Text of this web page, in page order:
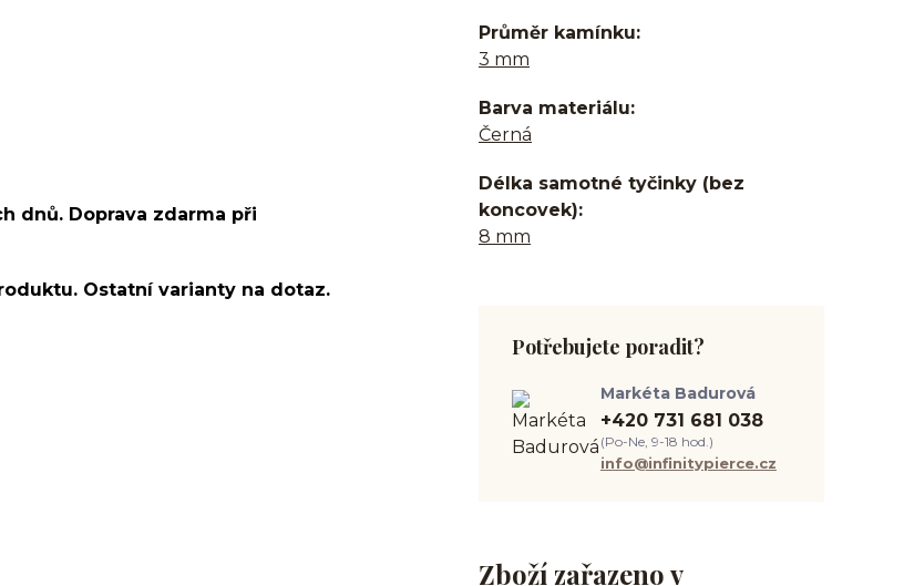
dnů. Doprava zdarma při
Ostatní varianty na dotaz.
Průměr kamínku
3 mm
Barva materiálu
Černá
Délka samotné tyčinky (bez
koncovek)
8 mm
Zboží zařazeno v
Potřebujete poradit?
Markéta Badurová
+420 731 681 038
(Po-Ne, 9-18 hod.)
info@infinitypierce.cz